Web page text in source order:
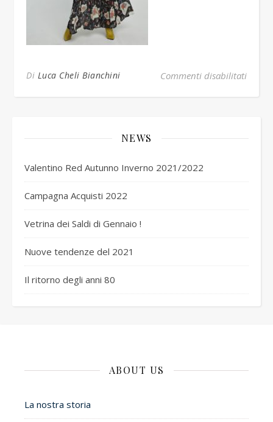
Di Luca Cheli Bianchini Commenti disabilitatisu
NEWS
Valentino Red Autunno Inverno 2021/2022
Campagna Acquisti 2022
Vetrina dei Saldi di Gennaio !
Nuove tendenze del 2021
Il ritorno degli anni 80
ABOUT US
La nostra storia